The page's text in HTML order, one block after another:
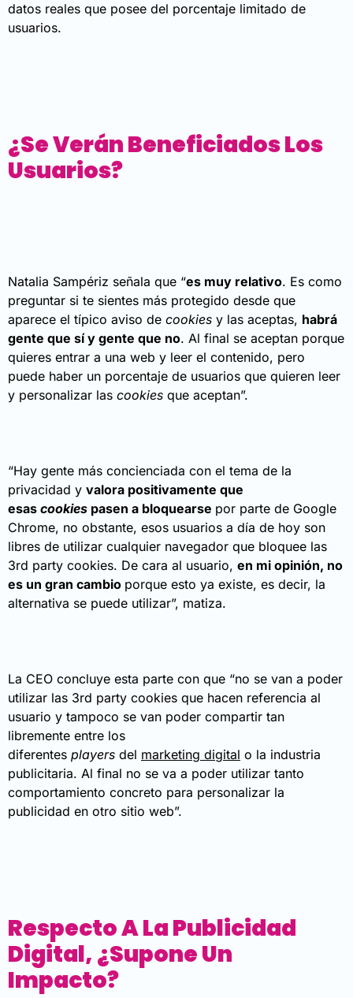
datos reales que posee del porcentaje limitado de
usuarios.
¿Se Verán Beneficiados Los
Usuarios?
Natalia Sampériz señala que “es muy relativo. Es como
preguntar si te sientes más protegido desde que
aparece el típico aviso de cookies y las aceptas, habrá
gente que sí y gente que no. Al final se aceptan porque
quieres entrar a una web y leer el contenido, pero
puede haber un porcentaje de usuarios que quieren leer
y personalizar las cookies que aceptan”.
“Hay gente más concienciada con el tema de la
privacidad y valora positivamente que
esas cookies pasen a bloquearse por parte de Google
Chrome, no obstante, esos usuarios a día de hoy son
libres de utilizar cualquier navegador que bloquee las
3rd party cookies. De cara al usuario, en mi opinión, no
es un gran cambio porque esto ya existe, es decir, la
alternativa se puede utilizar”, matiza.
La CEO concluye esta parte con que “no se van a poder
utilizar las 3rd party cookies que hacen referencia al
usuario y tampoco se van poder compartir tan
libremente entre los
diferentes players del marketing digital o la industria
publicitaria. Al final no se va a poder utilizar tanto
comportamiento concreto para personalizar la
publicidad en otro sitio web”.
Respecto A La Publicidad
Digital, ¿supone Un
Impacto?